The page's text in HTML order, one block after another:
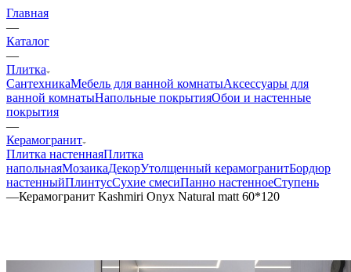
Главная
—
Каталог
—
Плитка
СантехникаМебель для ванной комнатыАксессуары для
ванной комнатыНапольные покрытияОбои и настенные
покрытия
—
Керамогранит
Плитка настеннаяПлитка
напольнаяМозаикаДекорУтолщенный керамогранитБордюр
настенныйПлинтусСухие смесиПанно настенноеСтупень
—Керамогранит Kashmiri Onyx Natural matt 60*120